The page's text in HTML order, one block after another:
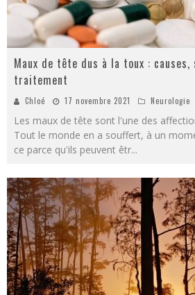
Maux de tête dus à la toux : causes,
traitement
Chloé 17 novembre 2021 Neurologie
Les maux de tête sont l'une des
Tout le monde en a souffert, à un
ce parce qu'ils peuvent êtr...